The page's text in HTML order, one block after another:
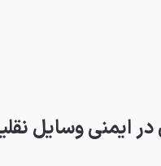
ایمنی وسایل